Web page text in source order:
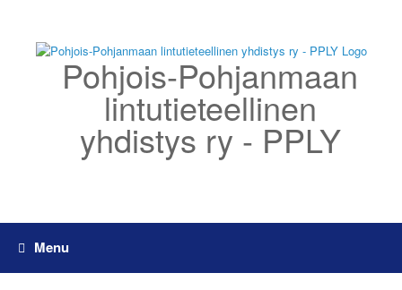
content
Pohjois-Pohjanmaan
lintutieteellinen
yhdistys ry - PPLY
Menu